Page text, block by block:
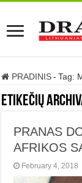
PRADINIS - Tag:
Etikečių
PRANAS
AFRIKOS
February 4, 2018